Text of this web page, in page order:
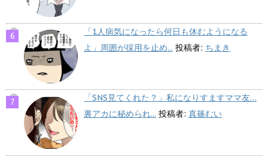
「1人病気になったら何日も休むようになる
よ」周囲が採用を止め... 投稿者: ちまき
「SNS見てくれた？」私になりすますママ友…
裏アカに秘められ... 投稿者: 真篠むい